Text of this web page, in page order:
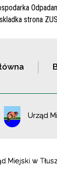
Urząd
Miejski w